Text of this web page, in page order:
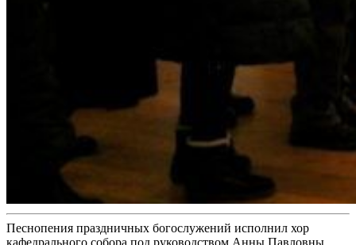
Песнопения праздничных богослужений исполнил хор
кафедрального собора под руководством Анны Павловны